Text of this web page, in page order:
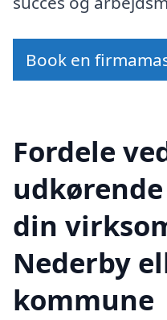
Book en
Fordele
din
Nederby
kommune